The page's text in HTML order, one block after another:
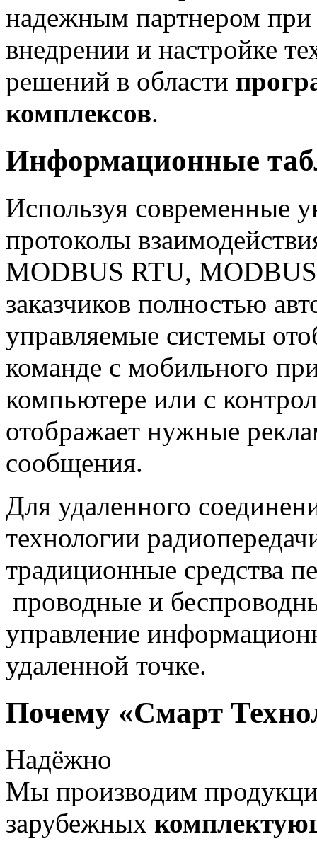
надежным партнером при
внедрении и настройке
решений в области
комплексов.
Информационные
Используя современные
протоколы
MODBUS RTU,
заказчиков полностью
управляемые системы
команде с мобильного
компьютере или с
отображает нужные
сообщения.
Для удаленного
технологии
традиционные средства
проводные и
управление
удаленной точке.
Почему «Смарт
Надёжно
Мы производим
зарубежных